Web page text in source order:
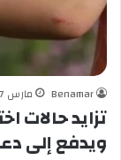
Benamar مارس 7, 2026
تزايد حالات
ويدفع إلى